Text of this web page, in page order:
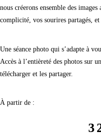
nous créerons ensemble des
complicité, vos sourires partagés, et
Une séance photo qui s’adapte à
Accès à l’entièreté des photos sur
télécharger et les partager.
À partir de :